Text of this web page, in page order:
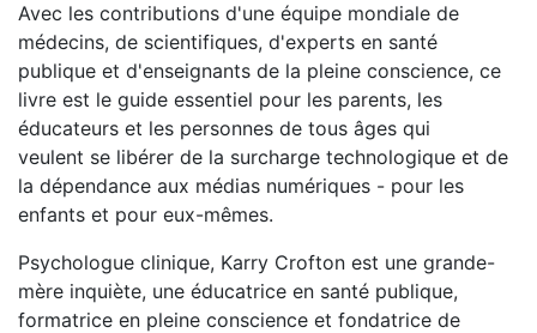
Avec les contributions d'une équipe mondiale de
médecins, de scientifiques, d'experts en santé
publique et d'enseignants de la pleine conscience, ce
livre est le guide essentiel pour les parents, les
éducateurs et les personnes de tous âges qui
veulent se libérer de la surcharge technologique et de
la dépendance aux médias numériques - pour les
enfants et pour eux-mêmes.
Psychologue clinique, Karry Crofton est une grande-
mère inquiète, une éducatrice en santé publique,
formatrice en pleine conscience et fondatrice de